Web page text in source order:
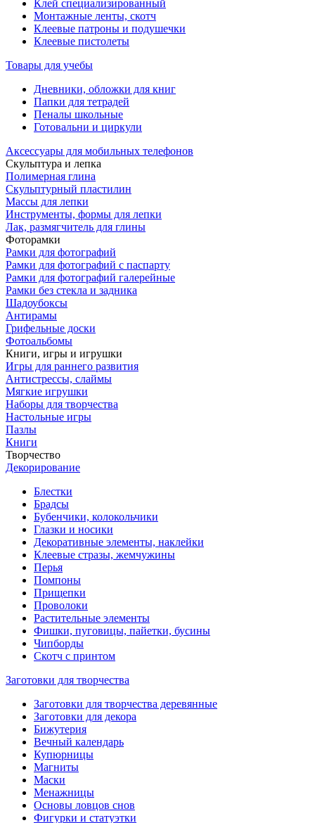
Клей специализированный
Монтажные ленты, скотч
Клеевые патроны и подушечки
Клеевые пистолеты
Товары для учебы
Дневники, обложки для книг
Папки для тетрадей
Пеналы школьные
Готовальни и циркули
Аксессуары для мобильных телефонов
Скульптура и лепка
Полимерная глина
Скульптурный пластилин
Массы для лепки
Инcтрументы, формы для лепки
Лак, размягчитель для глины
Фоторамки
Рамки для фотографий
Рамки для фотографий с паспарту
Рамки для фотографий галерейные
Рамки без стекла и задника
Шадоубоксы
Антирамы
Грифельные доски
Фотоальбомы
Книги, игры и игрушки
Игры для раннего развития
Антистрессы, слаймы
Мягкие игрушки
Наборы для творчества
Настольные игры
Пазлы
Книги
Творчество
Декорирование
Блестки
Брадсы
Бубенчики, колокольчики
Глазки и носики
Декоративные элементы, наклейки
Клеевые стразы, жемчужины
Перья
Помпоны
Прищепки
Проволоки
Растительные элементы
Фишки, пуговицы, пайетки, бусины
Чипборды
Скотч с принтом
Заготовки для творчества
Заготовки для творчества деревянные
Заготовки для декора
Бижутерия
Вечный календарь
Купюрницы
Магниты
Маски
Менажницы
Основы ловцов снов
Фигурки и статуэтки